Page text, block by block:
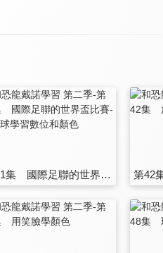
第41集 國際足聯的世界盃比賽-用足球學習數位和顏色 第42